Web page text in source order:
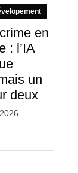
en
: l’IA
un
deux